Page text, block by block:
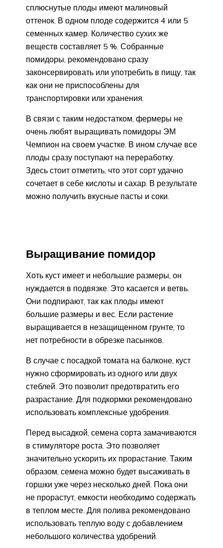
сплюснутые плоды имеют малиновый
оттенок. В одном плоде содержится 4 или 5
семенных камер. Количество сухих же
веществ составляет 5 %. Собранные
помидоры, рекомендовано сразу
законсервировать или употребить в пищу, так
как они не приспособлены для
транспортировки или хранения.
В связи с таким недостатком, фермеры не
очень любят выращивать помидоры ЭМ
Чемпион на своем участке. В ином случае все
плоды сразу поступают на переработку.
Здесь стоит отметить, что этот сорт удачно
сочетает в себе кислоты и сахар. В результате
можно получить вкусные пасты и соки.
Выращивание помидор
Хоть куст имеет и небольшие размеры, он
нуждается в подвязке. Это касается и ветвь.
Они подпирают, так как плоды имеют
большие размеры и вес. Если растение
выращивается в незащищенном грунте, то
нет потребности в обрезке пасынков.
В случае с посадкой томата на балконе, куст
нужно сформировать из одного или двух
стеблей. Это позволит предотвратить его
разрастание. Для подкормки рекомендовано
использовать комплексные удобрения.
Перед высадкой, семена сорта замачиваются
в стимуляторе роста. Это позволяет
значительно ускорить их прорастание. Таким
образом, семена можно будет высаживать в
горшки уже через несколько дней. Пока они
не прорастут, емкости необходимо содержать
в теплом месте. Для полива рекомендовано
использовать теплую воду с добавлением
небольшого количества удобрений.